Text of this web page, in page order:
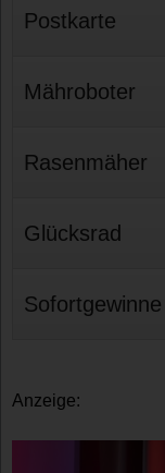
Postkarte
Mähroboter
Rasenmäher
Glücksrad
Sofortgewinne
Anzeige: